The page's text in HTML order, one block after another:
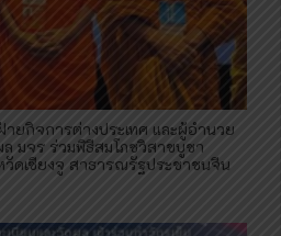
ยกิจการต่างประเทศ และผู้อำนวย
มจร ร่วมพิธีสมโภชวิสาขบูชา
ดเซียงจู สาธารณรัฐประชาชนจีน